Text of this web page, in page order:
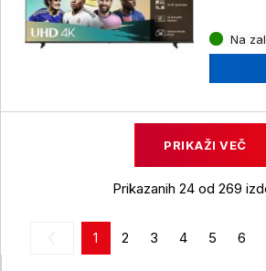
Na
PRIKAŽI VEČ
Prikazanih 24 od 269
1 2 3 4 5 6